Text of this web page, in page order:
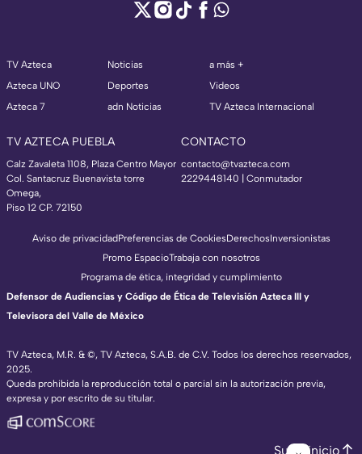
TV Azteca
Azteca UNO
Azteca 7
Noticias
Deportes
adn Noticias
a más +
Videos
TV Azteca Internacional
TV AZTECA PUEBLA
Calz Zavaleta 1108, Plaza Centro Mayor
Col. Santacruz Buenavista torre
Omega,
Piso 12 CP. 72150
CONTACTO
contacto@tvazteca.com
2229448140 | Conmutador
TV Azteca, M.R. & ©, TV Azteca, S.A.B. de C.V. Todos los derechos reservados,
2025.
Queda prohibida la reproducción total o parcial sin la autorización previa,
expresa y por escrito de su titular.
Aviso de privacidadPreferencias de CookiesDerechosInversionistas
Promo EspacioTrabaja con nosotros
Programa de ética, integridad y cumplimiento
Defensor de Audiencias y Código de Ética de Televisión Azteca III y
Televisora del Valle de México
Subir inicio